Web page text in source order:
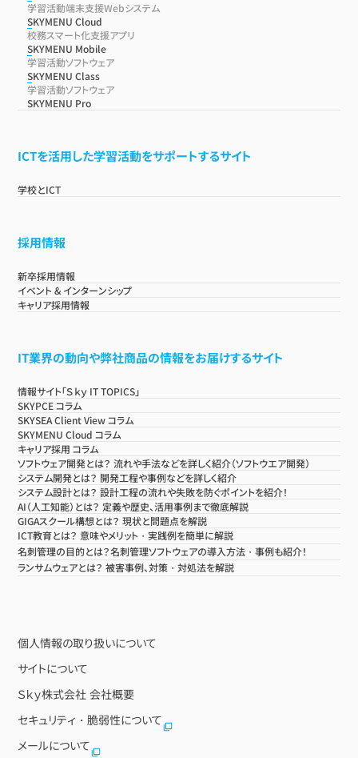
学習活動端末支援Webシステム
SKYMENU Cloud
校務スマート化支援アプリ
SKYMENU Mobile
学習活動ソフトウェア
SKYMENU Class
学習活動ソフトウェア
SKYMENU Pro
ICTを活用した学習活動をサポートするサイト
学校とICT
採用情報
新卒採用情報
イベント & インターンシップ
キャリア採用情報
IT業界の動向や弊社商品の情報をお届けするサイト
情報サイト「Ｓｋｙ IT TOPICS」
SKYPCE コラム
SKYSEA Client View コラム
SKYMENU Cloud コラム
キャリア採用 コラム
ソフトウェア開発とは？ 流れや手法などを詳しく紹介（ソフトウエア開発）
システム開発とは？ 開発工程や事例などを詳しく紹介
システム設計とは？ 設計工程の流れや失敗を防ぐポイントを紹介！
AI（人工知能）とは？ 定義や歴史、活用事例まで徹底解説
GIGAスクール構想とは？ 現状と問題点を解説
ICT教育とは？ 意味やメリット・実践例を簡単に解説
名刺管理の目的とは？名刺管理ソフトウェアの導入方法・事例も紹介！
ランサムウェアとは？ 被害事例、対策・対処法を解説
個人情報の取り扱いについて
サイトについて
Ｓｋｙ株式会社 会社概要
セキュリティ・脆弱性について
メールについて